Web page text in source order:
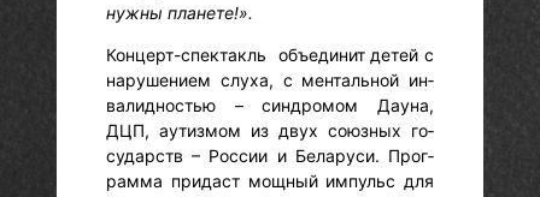
нуж­ны пла­нете!».
Кон­церт-спек­такль объ­еди­нит де­тей с
на­руше­ни­ем слу­ха, с мен­таль­ной ин­
ва­лид­ностью – син­дро­мом Да­уна,
ДЦП, а­утиз­мом из двух со­юз­ных го­
сударств – Рос­сии и Бе­лару­си. Прог­
рамма при­даст мощ­ный им­пульс для